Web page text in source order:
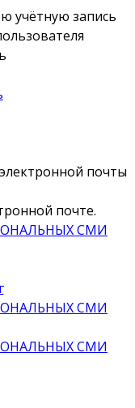
учётную запись
почты
почте.